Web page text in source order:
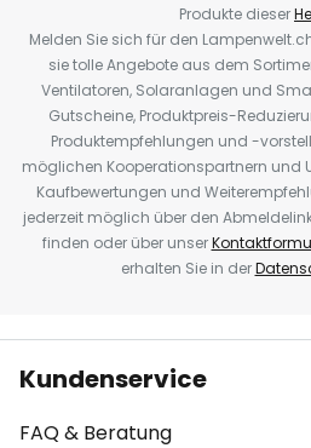
Produkte dieser
Melden Sie sich für den
sie tolle Angebote aus dem
Ventilatoren, Solaranlagen und
Gutscheine, Produktpreis-
Produktempfehlungen und -
möglichen Kooperationspartnern und
Kaufbewertungen und
jederzeit möglich über den
finden oder über unser
erhalten Sie in der
Kundenservice
FAQ & Beratung